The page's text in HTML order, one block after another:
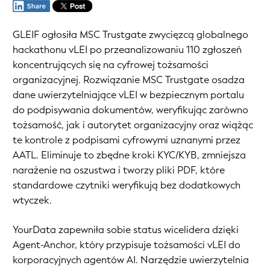
GLEIF ogłosiła MSC Trustgate zwycięzcą globalnego
hackathonu vLEI po przeanalizowaniu 110 zgłoszeń
koncentrujących się na cyfrowej tożsamości
organizacyjnej. Rozwiązanie MSC Trustgate osadza
dane uwierzytelniające vLEI w bezpiecznym portalu
do podpisywania dokumentów, weryfikując zarówno
tożsamość, jak i autorytet organizacyjny oraz wiążąc
te kontrole z podpisami cyfrowymi uznanymi przez
AATL. Eliminuje to zbędne kroki KYC/KYB, zmniejsza
narażenie na oszustwa i tworzy pliki PDF, które
standardowe czytniki weryfikują bez dodatkowych
wtyczek.
YourData zapewniła sobie status wicelidera dzięki
Agent-Anchor, który przypisuje tożsamości vLEI do
korporacyjnych agentów AI. Narzędzie uwierzytelnia